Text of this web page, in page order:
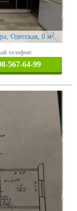
Одесская, 0 м2
телефон:
567-64-99